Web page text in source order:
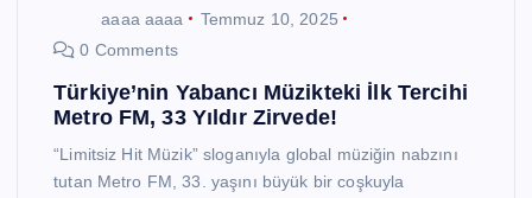
aaaa aaaa
Temmuz 10, 2025
0 Comments
Türkiye’nin Yabancı Müzikteki İlk Tercihi
Metro FM, 33 Yıldır Zirvede!
“Limitsiz Hit Müzik” sloganıyla global müziğin nabzını
tutan Metro FM, 33. yaşını büyük bir coşkuyla